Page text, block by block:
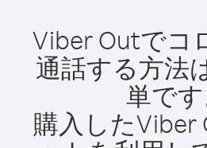
Viber Outでコ
通話する方法
単です
購入したViber